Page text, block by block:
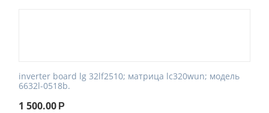
inverter board lg 32lf2510; матрица lc320wun; модель
6632l-0518b.
1 500.00 Р